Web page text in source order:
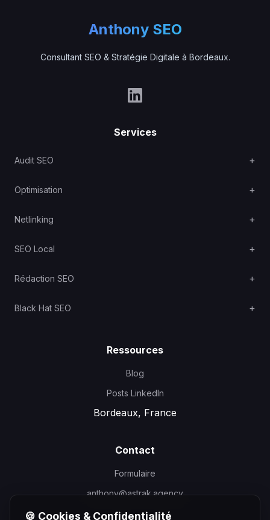
Anthony SEO
Consultant SEO & Stratégie Digitale à Bordeaux.
Services
Audit SEO
Optimisation
Netlinking
SEO Local
Rédaction SEO
Black Hat SEO
Ressources
Blog
Posts LinkedIn
Bordeaux, France
Contact
Formulaire
anthony@astrak.agency
🍪 Cookies & Confidentialité